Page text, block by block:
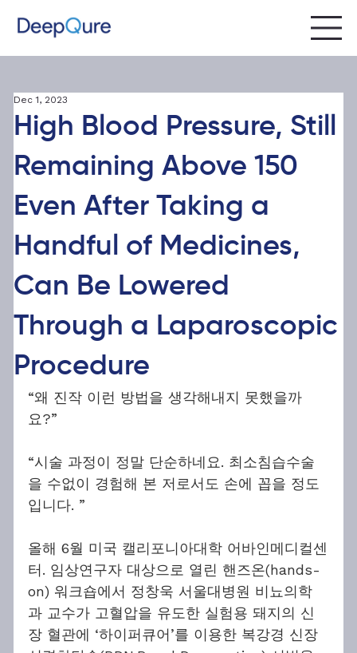
High Blood Pressure, Still
Remaining Above 150
Even After Taking a
Handful of Medicines,
Can Be Lowered
Through a Laparoscopic
Procedure
Dec 1, 2023
“왜 진작 이런 방법을 생각해내지 못했을까
요?”
“시술 과정이 정말 단순하네요. 최소침습수술
을 수없이 경험해 본 저로서도 손에 꼽을 정도
입니다. ”
올해 6월 미국 캘리포니아대학 어바인메디컬센
터. 임상연구자 대상으로 열린 핸즈온(hands-
on) 워크숍에서 정창욱 서울대병원 비뇨의학
과 교수가 고혈압을 유도한 실험용 돼지의 신
장 혈관에 ‘하이퍼큐어’를 이용한 복강경 신장